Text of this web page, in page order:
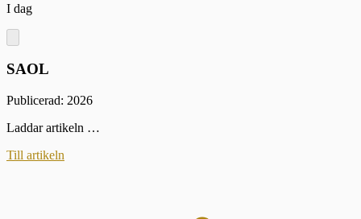
I dag
SAOL
Publicerad: 2026
Laddar artikeln …
Till artikeln